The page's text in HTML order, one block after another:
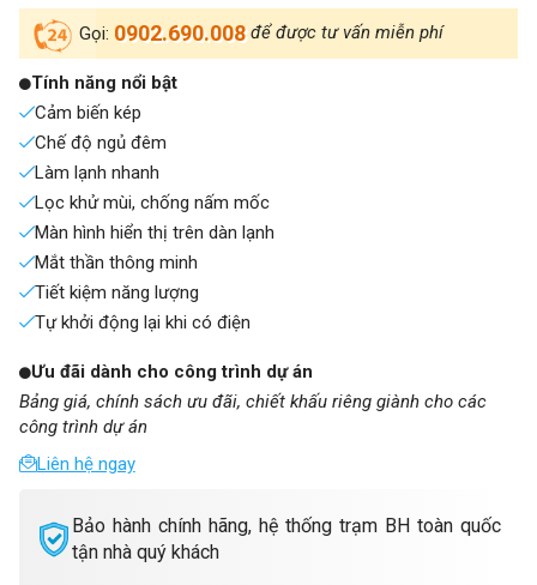
Gọi: 0902.690.008 để được tư vấn miễn phí
Tính năng nổi bật
Cảm biến kép
Chế độ ngủ đêm
Làm lạnh nhanh
Lọc khử mùi, chống nấm mốc
Màn hình hiển thị trên dàn lạnh
Mắt thần thông minh
Tiết kiệm năng lượng
Tự khởi động lại khi có điện
Bảo hành chính hãng, hệ thống trạm BH toàn quốc
tận nhà quý khách
Ưu đãi dành cho công trình dự án
Bảng giá, chính sách ưu đãi, chiết khấu riêng giành cho các
công trình dự án
Liên hệ ngay